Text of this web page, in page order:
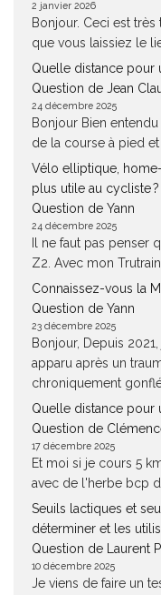
2 janvier 2026
Bonjour. Ceci est
que vous laissiez le
Quelle distance pour
Question de Jean
24 décembre 2025
Bonjour Bien
de la course à pied
Vélo elliptique,
plus utile au cycliste ?
Question de Yann
24 décembre 2025
Il ne faut pas penser
Z2. Avec mon
Connaissez-vous la
Question de Yann
23 décembre 2025
Bonjour, Depuis
apparu après un
chroniquement gonflé
Quelle distance pour
Question de
17 décembre 2025
Et moi si je cours 5
avec de l'herbe bcp
Seuils lactiques et
déterminer et les
Question de Laurent P.
10 décembre 2025
Je viens de faire un